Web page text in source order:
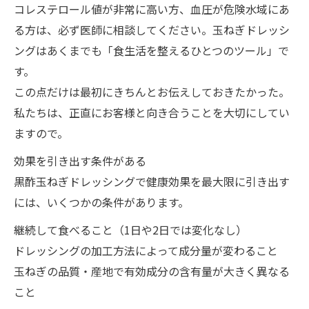
コレステロール値が非常に高い方、血圧が危険水域にあ
る方は、必ず医師に相談してください。玉ねぎドレッシ
ングはあくまでも「食生活を整えるひとつのツール」で
す。
この点だけは最初にきちんとお伝えしておきたかった。
私たちは、正直にお客様と向き合うことを大切にしてい
ますので。
効果を引き出す条件がある
黒酢玉ねぎドレッシングで健康効果を最大限に引き出す
には、いくつかの条件があります。
継続して食べること（1日や2日では変化なし）
ドレッシングの加工方法によって成分量が変わること
玉ねぎの品質・産地で有効成分の含有量が大きく異なる
こと